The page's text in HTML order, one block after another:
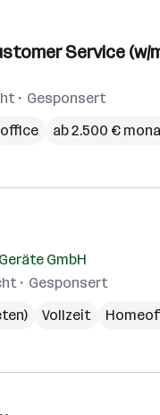
Service (w/
Gesponsert
ab 2.500 €
GmbH
Gesponsert
Vollzeit